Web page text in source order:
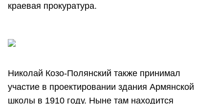
краевая прокуратура.
Николай Козо-Полянский также принимал
участие в проектировании здания Армянской
школы в 1910 году. Ныне там находится